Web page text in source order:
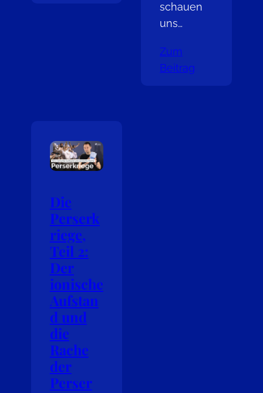
schauen
uns…
Zum
Beitrag
Die
Perserk
riege,
Teil 2:
Der
ionische
Aufstan
d und
die
Rache
der
Perser